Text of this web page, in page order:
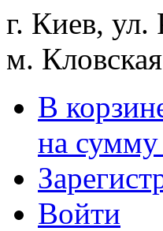
г. Киев, ул.
м. Кловская
В
на сумму
Войти